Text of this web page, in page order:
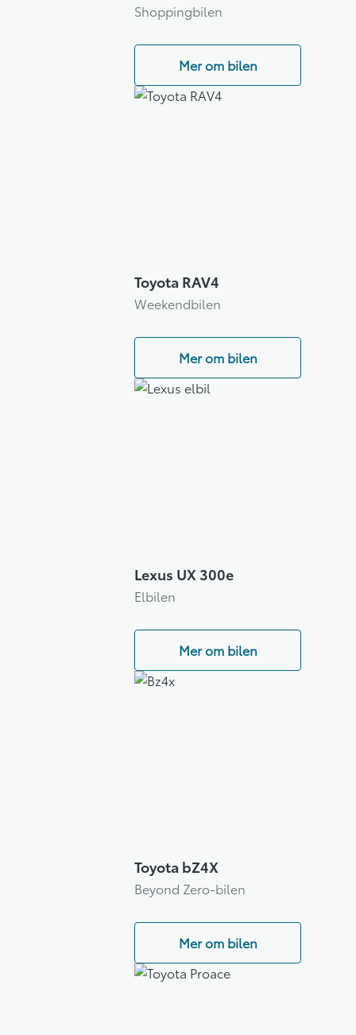
Shoppingbilen
Mer om bilen
Toyota RAV4
Weekendbilen
Mer om bilen
Lexus UX 300e
Elbilen
Mer om bilen
Toyota bZ4X
Beyond Zero-bilen
Mer om bilen